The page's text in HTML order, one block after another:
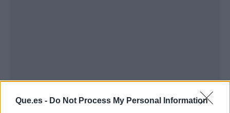
Que.es - Do Not Process My Personal Information